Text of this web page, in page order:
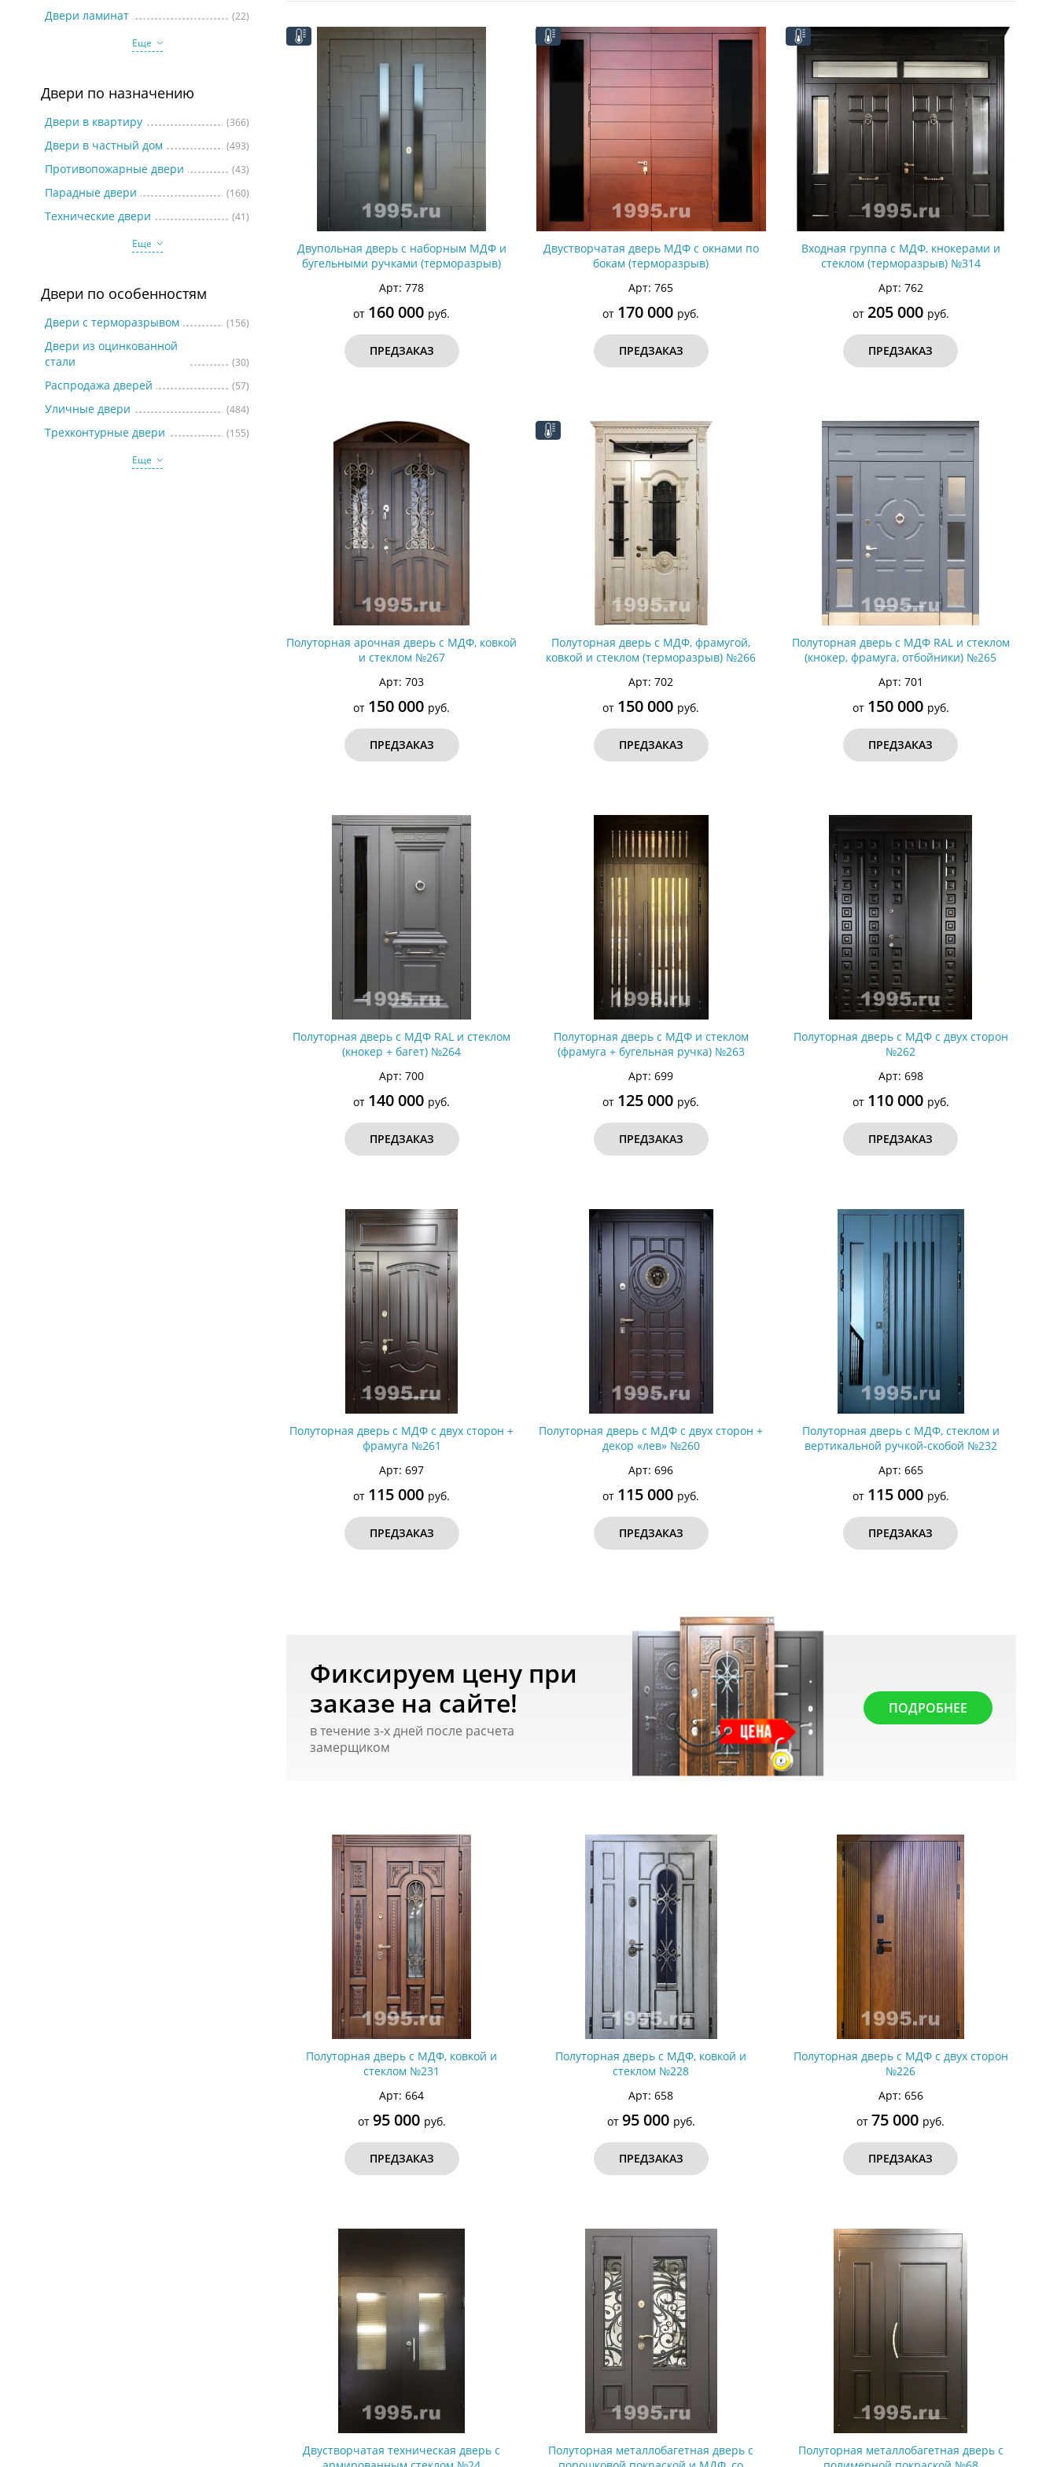
Двери с винилискожей
Коричневые двери
С металлофиленкой
Двери ламинат
(22)
Еще
Двери по назначению
Двери в квартиру (366)
Двери в частный дом (493)
Противопожарные двери (43)
Парадные двери (160)
Технические двери
(41)
Еще
Двери по особенностям
Двери с терморазрывом (156)
Двери из оцинкованной
стали
(30)
Распродажа дверей (57)
Уличные двери (484)
Трехконтурные двери
(155)
Еще
Двупольная дверь с наборным МДФ и
бугельными ручками (терморазрыв)
Арт: 778
от 160 000 руб.
ПРЕДЗАКАЗ
Двустворчатая дверь МДФ с окнами по
бокам (терморазрыв)
Арт: 765
от 170 000 руб.
ПРЕДЗАКАЗ
Входная группа с МДФ, кнокерами и
стеклом (терморазрыв) №314
Арт: 762
от 205 000 руб.
ПРЕДЗАКАЗ
Полуторная арочная дверь с МДФ, ковкой
и стеклом №267
Арт: 703
от 150 000 руб.
ПРЕДЗАКАЗ
Полуторная дверь с МДФ, фрамугой,
ковкой и стеклом (терморазрыв) №266
Арт: 702
от 150 000 руб.
ПРЕДЗАКАЗ
Полуторная дверь с МДФ RAL и стеклом
(кнокер, фрамуга, отбойники) №265
Арт: 701
от 150 000 руб.
ПРЕДЗАКАЗ
Полуторная дверь с МДФ RAL и стеклом
(кнокер + багет) №264
Арт: 700
от 140 000 руб.
ПРЕДЗАКАЗ
Полуторная дверь с МДФ и стеклом
(фрамуга + бугельная ручка) №263
Арт: 699
от 125 000 руб.
ПРЕДЗАКАЗ
Полуторная дверь с МДФ с двух сторон
№262
Арт: 698
от 110 000 руб.
ПРЕДЗАКАЗ
Полуторная дверь с МДФ с двух сторон +
фрамуга №261
Арт: 697
от 115 000 руб.
ПРЕДЗАКАЗ
Полуторная дверь с МДФ с двух сторон +
декор «лев» №260
Арт: 696
от 115 000 руб.
ПРЕДЗАКАЗ
Полуторная дверь с МДФ, стеклом и
вертикальной ручкой-скобой №232
Арт: 665
от 115 000 руб.
ПРЕДЗАКАЗ
Фиксируем цену при
заказе на сайте!
в течение з-х дней после расчета
замерщиком
ПОДРОБНЕЕ
Полуторная дверь с МДФ, ковкой и
стеклом №231
Арт: 664
от 95 000 руб.
ПРЕДЗАКАЗ
Полуторная дверь с МДФ, ковкой и
стеклом №228
Арт: 658
от 95 000 руб.
ПРЕДЗАКАЗ
Полуторная дверь с МДФ с двух сторон
№226
Арт: 656
от75 000 руб.
ПРЕДЗАКАЗ
Двустворчатая техническая дверь с
Полуторная металлобагетная дверь с
Полуторная металлобагетная дверь с